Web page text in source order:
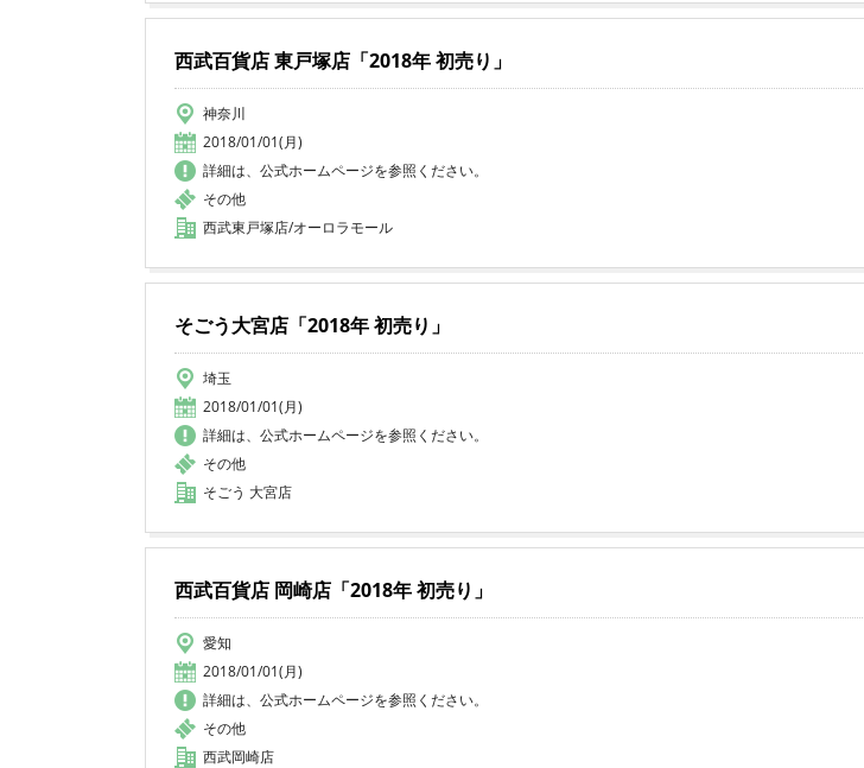
西武百貨店 東戸塚店「2018年 初売り」
神奈川
2018/01/01(月)
詳細は、公式ホームページを参照ください。
その他
西武東戸塚店/オーロラモール
そごう大宮店「2018年 初売り」
埼玉
2018/01/01(月)
詳細は、公式ホームページを参照ください。
その他
そごう 大宮店
西武百貨店 岡崎店「2018年 初売り」
愛知
2018/01/01(月)
詳細は、公式ホームページを参照ください。
その他
西武岡崎店